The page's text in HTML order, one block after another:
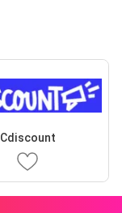
Cdiscount